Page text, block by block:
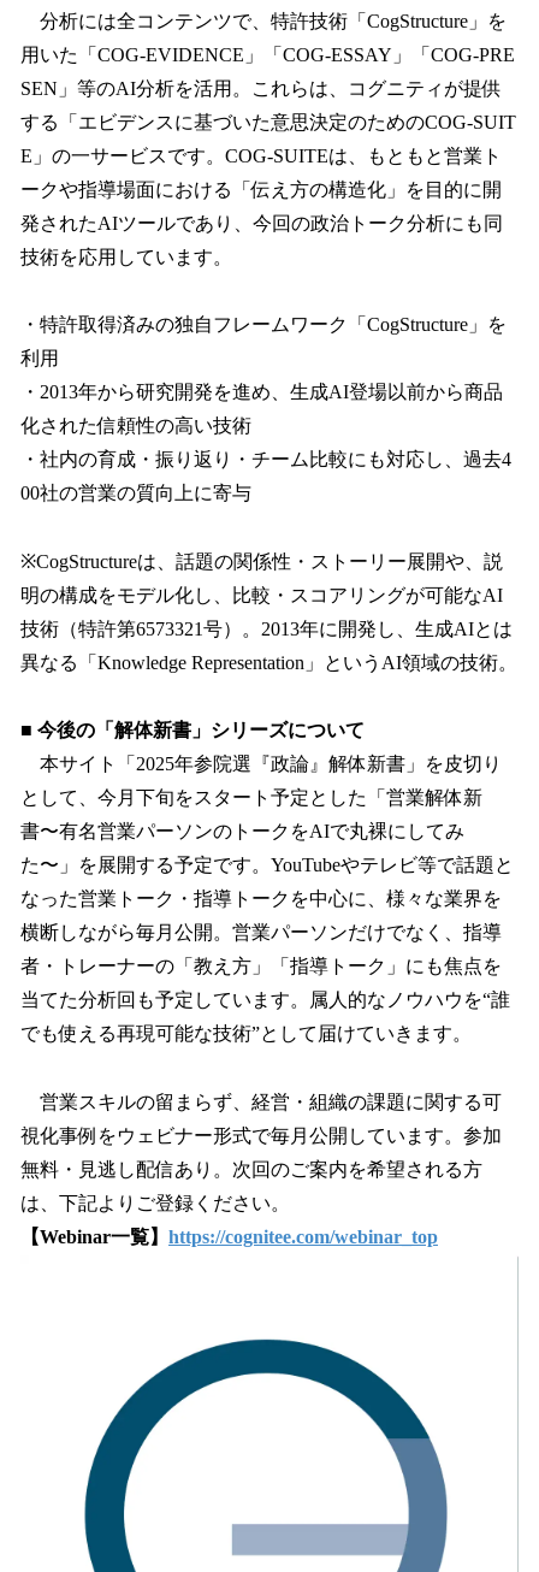
分析には全コンテンツで、特許技術「CogStructure」を
用いた「COG-EVIDENCE」「COG-ESSAY」「COG-PRE
SEN」等のAI分析を活用。これらは、コグニティが提供
する「エビデンスに基づいた意思決定のためのCOG-SUIT
E」の一サービスです。COG-SUITEは、もともと営業ト
ークや指導場面における「伝え方の構造化」を目的に開
発されたAIツールであり、今回の政治トーク分析にも同
技術を応用しています。
・特許取得済みの独自フレームワーク「CogStructure」を
利用
・2013年から研究開発を進め、生成AI登場以前から商品
化された信頼性の高い技術
・社内の育成・振り返り・チーム比較にも対応し、過去4
00社の営業の質向上に寄与
※CogStructureは、話題の関係性・ストーリー展開や、説
明の構成をモデル化し、比較・スコアリングが可能なAI
技術（特許第6573321号）。2013年に開発し、生成AIとは
異なる「Knowledge Representation」というAI領域の技術。
■ 今後の「解体新書」シリーズについて
本サイト「2025年参院選『政論』解体新書」を皮切り
として、今月下旬をスタート予定とした「営業解体新
書〜有名営業パーソンのトークをAIで丸裸にしてみ
た〜」を展開する予定です。YouTubeやテレビ等で話題と
なった営業トーク・指導トークを中心に、様々な業界を
横断しながら毎月公開。営業パーソンだけでなく、指導
者・トレーナーの「教え方」「指導トーク」にも焦点を
当てた分析回も予定しています。属人的なノウハウを“誰
でも使える再現可能な技術”として届けていきます。
営業スキルの留まらず、経営・組織の課題に関する可
視化事例をウェビナー形式で毎月公開しています。参加
無料・見逃し配信あり。次回のご案内を希望される方
は、下記よりご登録ください。
【Webinar一覧】 https://cognitee.com/webinar_top